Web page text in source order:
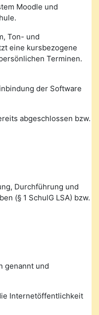
Moodle und
Ton- und
eine kursbezogene
Terminen.
der Software
abgeschlossen bzw.
Durchführung und
(§ 1 SchulG LSA) bzw.
genannt und
Internetöffentlichkeit